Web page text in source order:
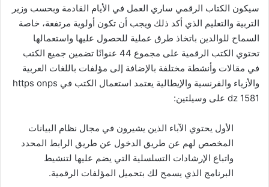
سيكون الكتاب الرقمي ساري العمل في الأيام القادمة وبحسب وزير
التربية والتعليم الذي أكد ذلك ويجب أن تكون أولوية مرتفعة، خاصة
السماح للوالدين باتخاذ طرق عملية للحصول عليها واستعمالها
تحتوي الكتب الرقمية على مجموع 44 عنوانًا تضمين جميع الكتب
في مقالات وأنشطة مختلفة بالإضافة إلى مؤلفات باللغات العربية
والأزياء والفرنسية والإيطالية يعتمد استعمال الكتب في https onps
dz 1581 على وسيلتين:
الأول يحتوي الآباء الذين يشيرون في مجال نظام البيانات
المخصص لهم عن طريق الدخول عن طريق الرابط المحدد
واتباع الإرشادات التسلسلية التي يضم عليها لتنشيط
البرنامج الذي يسمح لك بتحميل المؤلفات الرقمية.